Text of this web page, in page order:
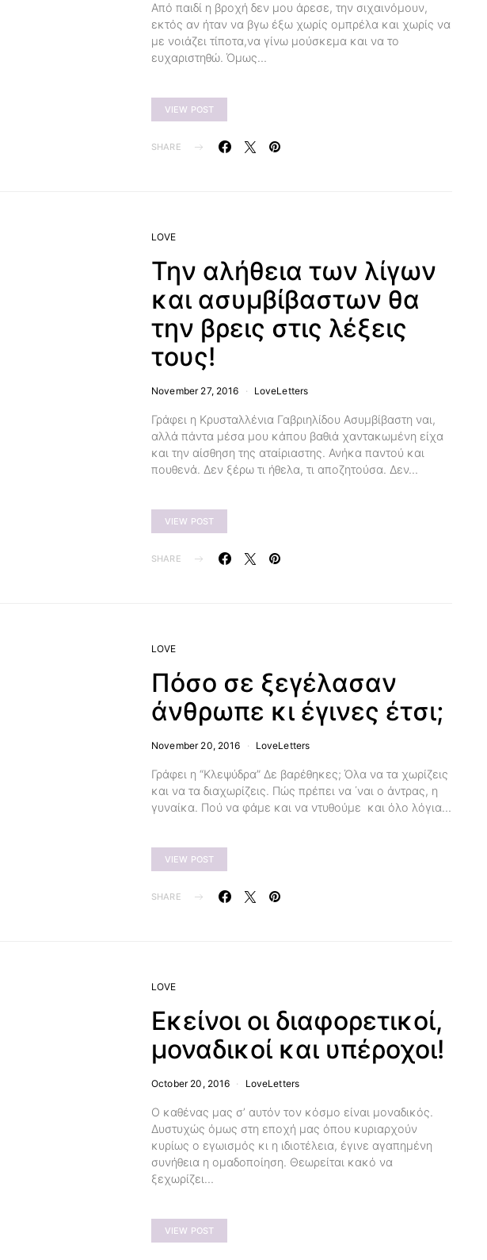
Από παιδί η βροχή δεν μου άρεσε, την σιχαινόμουν,
εκτός αν ήταν να βγω έξω χωρίς ομπρέλα και χωρίς να
με νοιάζει τίποτα,να γίνω μούσκεμα και να το
ευχαριστηθώ. Όμως…
VIEW POST
SHARE
LOVE
Την αλήθεια των λίγων
και ασυμβίβαστων θα
την βρεις στις λέξεις
τους!
November 27, 2016 LoveLetters
Γράφει η Κρυσταλλένια Γαβριηλίδου Ασυμβίβαστη ναι,
αλλά πάντα μέσα μου κάπου βαθιά χαντακωμένη είχα
και την αίσθηση της αταίριαστης. Ανήκα παντού και
πουθενά. Δεν ξέρω τι ήθελα, τι αποζητούσα. Δεν…
VIEW POST
SHARE
LOVE
Πόσο σε ξεγέλασαν
άνθρωπε κι έγινες έτσι;
November 20, 2016 LoveLetters
Γράφει η “Κλεψύδρα” Δε βαρέθηκες; Όλα να τα χωρίζεις
και να τα διαχωρίζεις. Πώς πρέπει να ΄ναι ο άντρας, η
γυναίκα. Πού να φάμε και να ντυθούμε και όλο λόγια…
VIEW POST
SHARE
LOVE
Εκείνοι οι διαφορετικοί,
μοναδικοί και υπέροχοι!
October 20, 2016 LoveLetters
Ο καθένας μας σ’ αυτόν τον κόσμο είναι μοναδικός.
Δυστυχώς όμως στη εποχή μας όπου κυριαρχούν
κυρίως ο εγωισμός κι η ιδιοτέλεια, έγινε αγαπημένη
συνήθεια η ομαδοποίηση. Θεωρείται κακό να
ξεχωρίζει…
VIEW POST